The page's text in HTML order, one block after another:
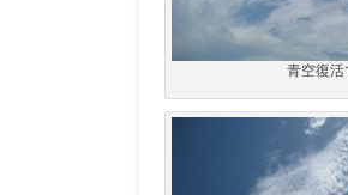
青空復活